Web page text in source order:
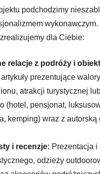
podchodzimy
wykonawczym.
dla Ciebie:
relacje z podróży i
prezentujące walory
atrakcji turystycznej
(hotel, pensjonat,
kemping) wraz z autorską
i recenzje: Prezentacja i
odzieży